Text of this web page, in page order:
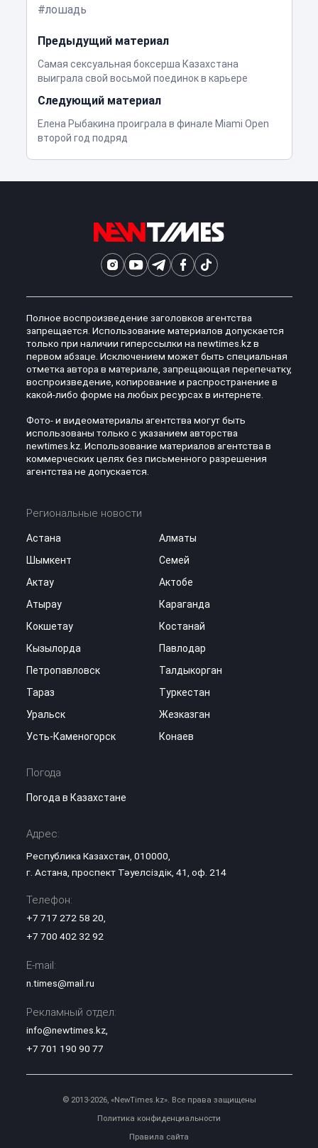
лошадь
Предыдущий материал
Самая сексуальная боксерша Казахстана
выиграла свой восьмой поединок в карьере
Следующий материал
Елена Рыбакина проиграла в финале Miami Open
второй год подряд
Полное воспроизведение заголовков агентства
запрещается. Использование материалов допускается
только при наличии гиперссылки на newtimes.kz в
первом абзаце. Исключением может быть специальная
отметка автора в материале, запрещающая перепечатку,
воспроизведение, копирование и распространение в
какой-либо форме на любых ресурсах в интернете.
Фото- и видеоматериалы агентства могут быть
использованы только с указанием авторства
newtimes.kz. Использование материалов агентства в
коммерческих целях без письменного разрешения
агентства не допускается.
Региональные новости
Астана
Алматы
Шымкент
Семей
Актау
Актобе
Атырау
Караганда
Кокшетау
Костанай
Кызылорда
Павлодар
Петропавловск
Талдыкорган
Тараз
Туркестан
Уральск
Жезказган
Усть-Каменогорск
Конаев
Погода
Погода в Казахстане
Адрес:
Республика Казахстан, 010000,
г. Астана, проспект Тәуелсіздік, 41, оф. 214
Телефон:
+7 717 272 58 20
+7 700 402 32 92
E-mail:
n.times@mail.ru
Рекламный отдел:
info@newtimes.kz,
+7 701 190 90 77
© 2013-2026, «NewTimes.kz». Все права защищены
Политика конфиденциальности
Правила сайта